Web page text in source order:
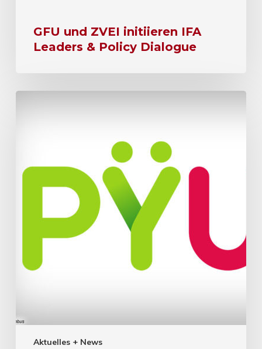
GFU und ZVEI initiieren IFA
Leaders & Policy Dialogue
Aktuelles + News